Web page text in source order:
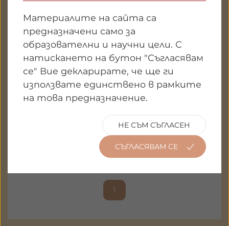
1
Материалите на сайта са
предназначени само за
образователни и научни цели. С
натискането на бутон "Съгласявам
се" Вие декларирате, че ще ги
използвате единствено в рамките
на това предназначение.
НЕ СЪМ СЪГЛАСЕН
СЪГЛАСЯВАМ СЕ